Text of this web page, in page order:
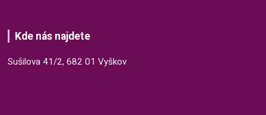
Kde nás najdete
Sušilova 41/2, 682 01 Vyškov